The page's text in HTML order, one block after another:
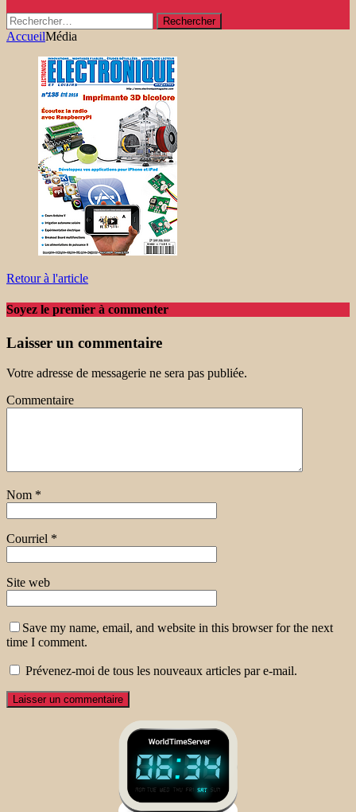
Rechercher :
AccueilMédia
Retour à l'article
Soyez le premier à commenter
Laisser un commentaire
Votre adresse de messagerie ne sera pas publiée.
Commentaire
Nom *
Courriel *
Site web
Save my name, email, and website in this browser for the next
time I comment.
Prévenez-moi de tous les nouveaux articles par e-mail.